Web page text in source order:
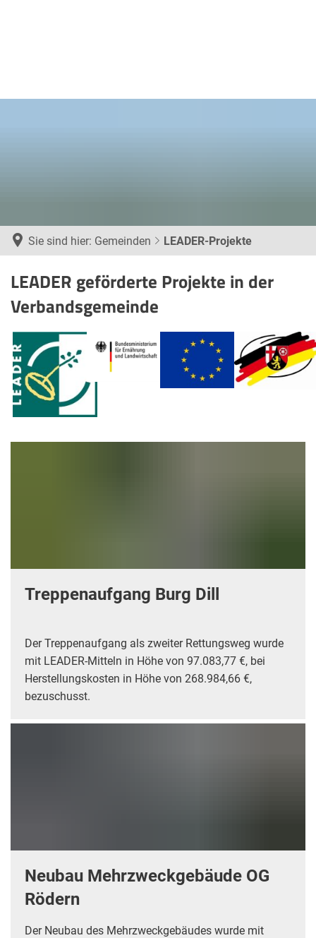
Sie sind hier: Gemeinden LEADER-Projekte
LEADER-
Projekte
LEADER geförderte Projekte in der
Verbandsgemeinde
Treppenaufgang Burg Dill
Der Treppenaufgang als zweiter Rettungsweg wurde
mit LEADER-Mitteln in Höhe von 97.083,77 €, bei
Herstellungskosten in Höhe von 268.984,66 €,
bezuschusst.
Neubau Mehrzweckgebäude OG
Rödern
Der Neubau des Mehrzweckgebäudes wurde mit